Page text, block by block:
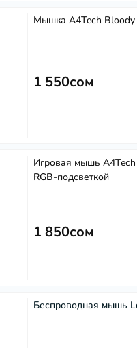
Мышка A4Tech Bloody
1 550сом
Игровая мышь
RGB-подсветкой
1 850сом
Беспроводная мышь